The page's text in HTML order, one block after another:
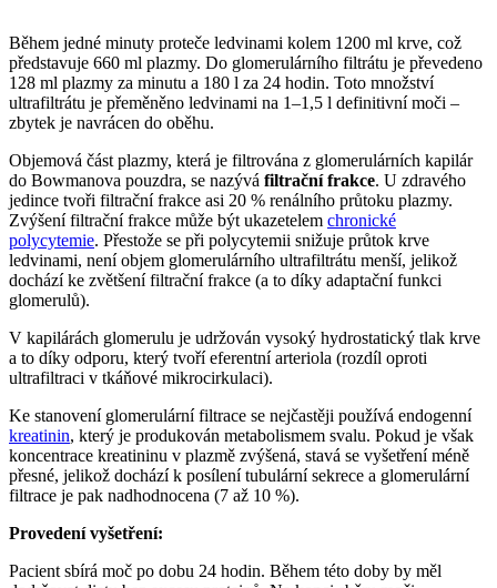
Během jedné minuty proteče ledvinami kolem 1200 ml krve, což
představuje 660 ml plazmy. Do glomerulárního filtrátu je převedeno
128 ml plazmy za minutu a 180 l za 24 hodin. Toto množství
ultrafiltrátu je přeměněno ledvinami na 1–1,5 l definitivní moči –
zbytek je navrácen do oběhu.
Objemová část plazmy, která je filtrována z glomerulárních kapilár
do Bowmanova pouzdra, se nazývá filtrační frakce. U zdravého
jedince tvoři filtrační frakce asi 20 % renálního průtoku plazmy.
Zvýšení filtrační frakce může být ukazetelem chronické
polycytemie. Přestože se při polycytemii snižuje průtok krve
ledvinami, není objem glomerulárního ultrafiltrátu menší, jelikož
dochází ke zvětšení filtrační frakce (a to díky adaptační funkci
glomerulů).
V kapilárách glomerulu je udržován vysoký hydrostatický tlak krve
a to díky odporu, který tvoří eferentní arteriola (rozdíl oproti
ultrafiltraci v tkáňové mikrocirkulaci).
Ke stanovení glomerulární filtrace se nejčastěji používá endogenní
kreatinin, který je produkován metabolismem svalu. Pokud je však
koncentrace kreatininu v plazmě zvýšená, stavá se vyšetření méně
přesné, jelikož dochází k posílení tubulární sekrece a glomerulární
filtrace je pak nadhodnocena (7 až 10 %).
Provedení vyšetření:
Pacient sbírá moč po dobu 24 hodin. Během této doby by měl